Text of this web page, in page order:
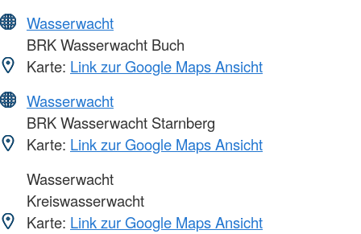
Wasserwacht
BRK Wasserwacht Buch
Karte: Link zur Google Maps Ansicht
Wasserwacht
BRK Wasserwacht Starnberg
Karte: Link zur Google Maps Ansicht
Wasserwacht
Kreiswasserwacht
Karte: Link zur Google Maps Ansicht